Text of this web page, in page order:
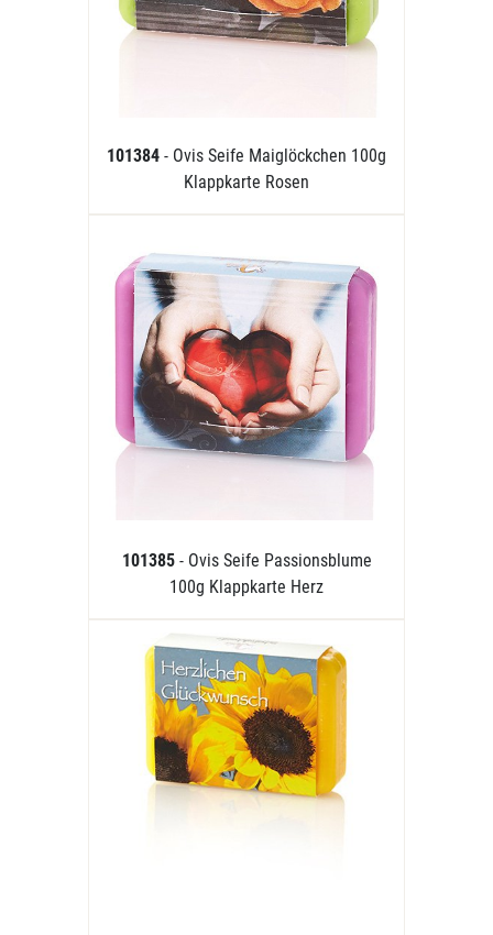
101384 - Ovis Seife Maiglöckchen 100g
Klappkarte Rosen
101385 - Ovis Seife Passionsblume
100g Klappkarte Herz